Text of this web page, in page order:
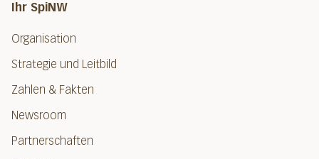
Ihr SpiNW
Organisation
Strategie und Leitbild
Zahlen & Fakten
Newsroom
Partnerschaften